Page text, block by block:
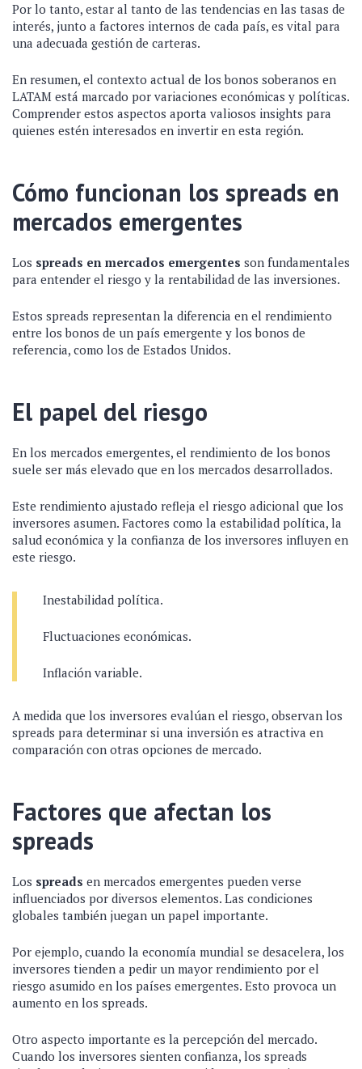
Por lo tanto, estar al tanto de las tendencias en las tasas de
interés, junto a factores internos de cada país, es vital para
una adecuada gestión de carteras.
En resumen, el contexto actual de los bonos soberanos en
LATAM está marcado por variaciones económicas y políticas.
Comprender estos aspectos aporta valiosos insights para
quienes estén interesados en invertir en esta región.
Cómo funcionan los spreads en
mercados emergentes
Los spreads en mercados emergentes son fundamentales
para entender el riesgo y la rentabilidad de las inversiones.
Estos spreads representan la diferencia en el rendimiento
entre los bonos de un país emergente y los bonos de
referencia, como los de Estados Unidos.
El papel del riesgo
En los mercados emergentes, el rendimiento de los bonos
suele ser más elevado que en los mercados desarrollados.
Este rendimiento ajustado refleja el riesgo adicional que los
inversores asumen. Factores como la estabilidad política, la
salud económica y la confianza de los inversores influyen en
este riesgo.
Inestabilidad política.
Fluctuaciones económicas.
Inflación variable.
A medida que los inversores evalúan el riesgo, observan los
spreads para determinar si una inversión es atractiva en
comparación con otras opciones de mercado.
Factores que afectan los
spreads
Los spreads en mercados emergentes pueden verse
influenciados por diversos elementos. Las condiciones
globales también juegan un papel importante.
Por ejemplo, cuando la economía mundial se desacelera, los
inversores tienden a pedir un mayor rendimiento por el
riesgo asumido en los países emergentes. Esto provoca un
aumento en los spreads.
Otro aspecto importante es la percepción del mercado.
Cuando los inversores sienten confianza, los spreads